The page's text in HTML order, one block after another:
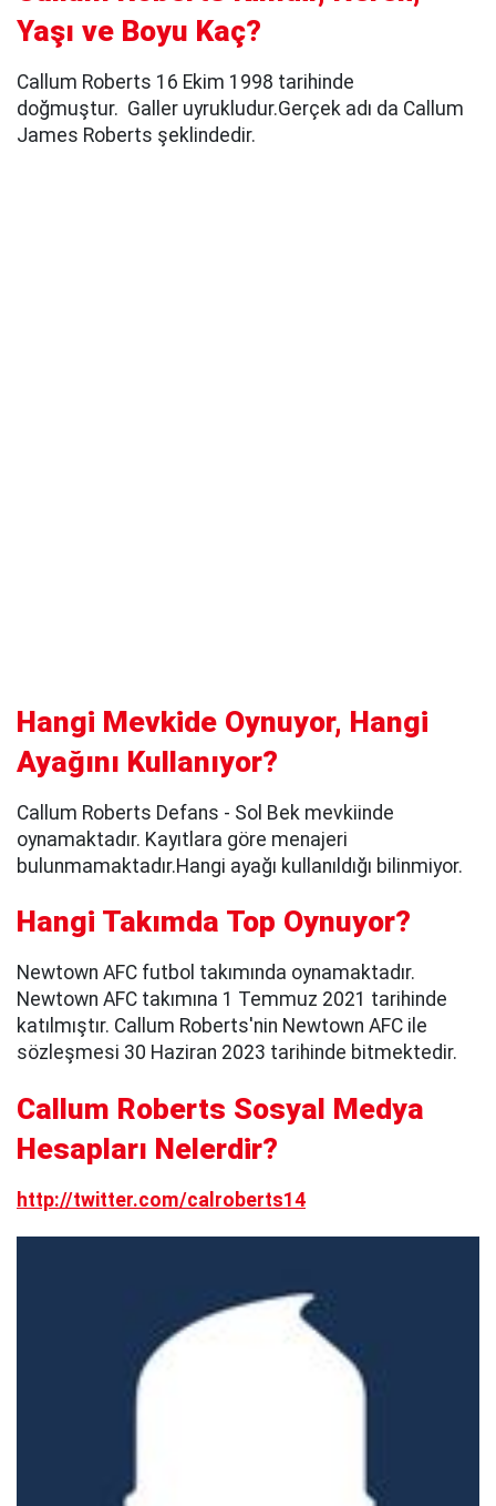
Yaşı ve Boyu Kaç?
Callum Roberts 16 Ekim 1998 tarihinde
doğmuştur. Galler uyrukludur.Gerçek adı da Callum
James Roberts şeklindedir.
Hangi Mevkide Oynuyor, Hangi
Ayağını Kullanıyor?
Callum Roberts Defans - Sol Bek mevkiinde
oynamaktadır. Kayıtlara göre menajeri
bulunmamaktadır.Hangi ayağı kullanıldığı bilinmiyor.
Hangi Takımda Top Oynuyor?
Newtown AFC futbol takımında oynamaktadır.
Newtown AFC takımına 1 Temmuz 2021 tarihinde
katılmıştır. Callum Roberts'nin Newtown AFC ile
sözleşmesi 30 Haziran 2023 tarihinde bitmektedir.
Callum Roberts Sosyal Medya
Hesapları Nelerdir?
http://twitter.com/calroberts14